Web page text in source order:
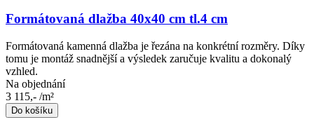
Formátovaná dlažba 40x40 cm tl.4 cm
Formátovaná kamenná dlažba je řezána na konkrétní rozměry. Díky
tomu je montáž snadnější a výsledek zaručuje kvalitu a dokonalý
vzhled.
Na objednání
3 115,- /m²
Do košíku